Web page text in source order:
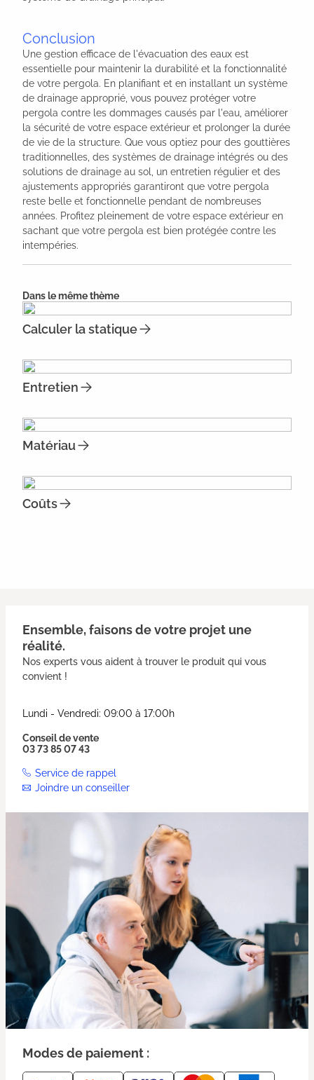
Conclusion
Une gestion efficace de l'évacuation des eaux est
essentielle pour maintenir la durabilité et la fonctionnalité
de votre pergola. En planifiant et en installant un système
de drainage approprié, vous pouvez protéger votre
pergola contre les dommages causés par l'eau, améliorer
la sécurité de votre espace extérieur et prolonger la durée
de vie de la structure. Que vous optiez pour des gouttières
traditionnelles, des systèmes de drainage intégrés ou des
solutions de drainage au sol, un entretien régulier et des
ajustements appropriés garantiront que votre pergola
reste belle et fonctionnelle pendant de nombreuses
années. Profitez pleinement de votre espace extérieur en
sachant que votre pergola est bien protégée contre les
intempéries.
Dans le même thème
Calculer la statique
Entretien
Matériau
Coûts
Ensemble, faisons de votre projet une
réalité.
Nos experts vous aident à trouver le produit qui vous
convient !
Lundi - Vendredi: 09:00 à 17:00h
Conseil de vente
03 73 85 07 43
Service de rappel
Joindre un conseiller
Modes de paiement :